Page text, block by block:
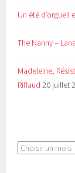
Un été d’orgueil
The Nanny –
Madeleine,
Riffaud 20 juillet
Archives